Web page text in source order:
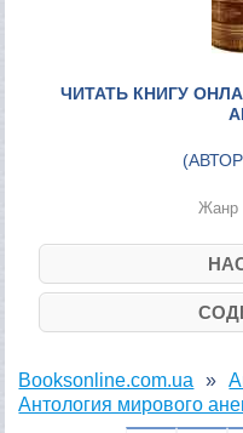
ЧИТАТЬ КНИГУ
(
Booksonline.com.ua
Антология мирового